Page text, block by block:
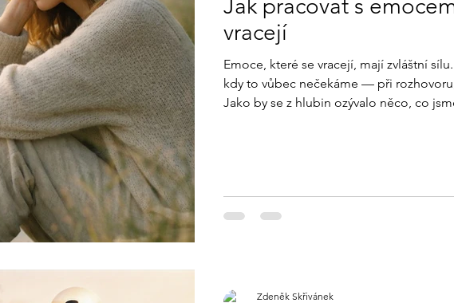
Jak pracovat s
vracejí
Emoce, které se vracejí, mají zvláštní
kdy to vůbec nečekáme — při
Jako by se z hlubin ozývalo něco, co
Zdeněk Skřivánek